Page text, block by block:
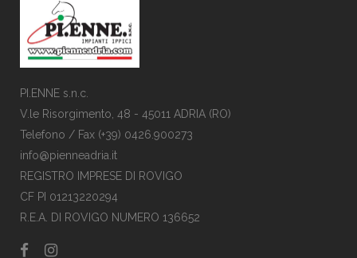
PI.ENNE s.n.c.
V.le Risorgimento, 48 - 45011 ADRIA (RO)
Telefono / Fax (+39) 0426.900273
info@pienneadria.it
REGISTRO IMPRESE DI ROVIGO
CF PI 01213220294
R.E.A. DI ROVIGO NUMERO 136652